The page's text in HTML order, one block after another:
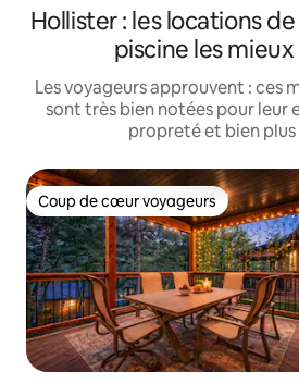
Hollister : les locations
piscine les
Les voyageurs approuvent : ces
sont très bien notées pour leur
propreté et bien plus
Coup de cœur voyageurs
Coup de cœur voyageurs